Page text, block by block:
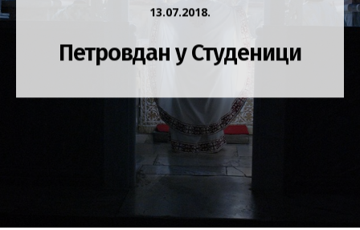
13.07.2018.
Петровдан у Студеници